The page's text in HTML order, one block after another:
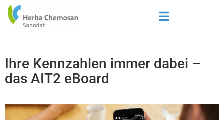
Ihre Kennzahlen immer dabei –
das AIT2 eBoard